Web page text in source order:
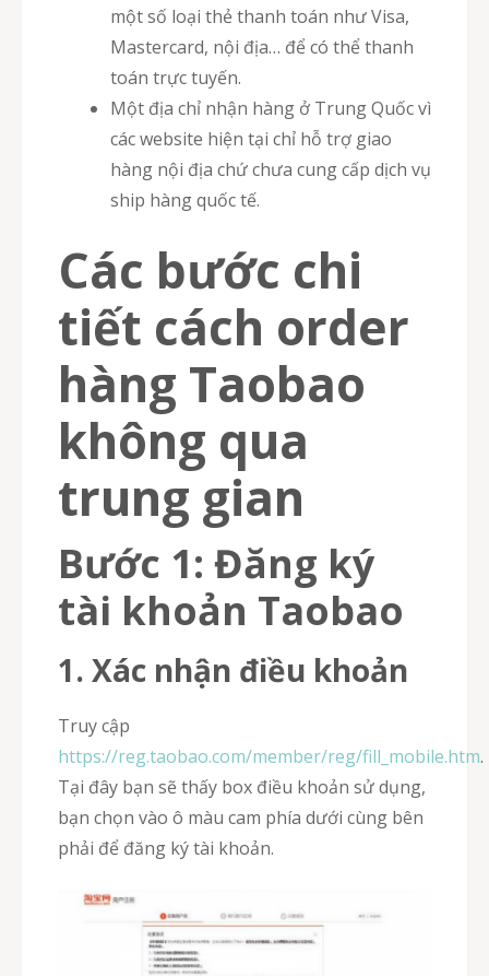
một số loại thẻ thanh toán như Visa,
Mastercard, nội địa… để có thể thanh
toán trực tuyến.
Một địa chỉ nhận hàng ở Trung Quốc vì
các website hiện tại chỉ hỗ trợ giao
hàng nội địa chứ chưa cung cấp dịch vụ
ship hàng quốc tế.
Các bước chi
tiết cách order
hàng Taobao
không qua
trung gian
Bước 1: Đăng ký
tài khoản Taobao
1. Xác nhận điều khoản
Truy cập
https://reg.taobao.com/member/reg/fill_mobile.htm.
Tại đây bạn sẽ thấy box điều khoản sử dụng,
bạn chọn vào ô màu cam phía dưới cùng bên
phải để đăng ký tài khoản.